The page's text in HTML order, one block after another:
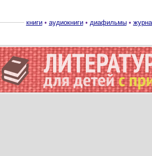
книги• аудиокниги• диафильмы•